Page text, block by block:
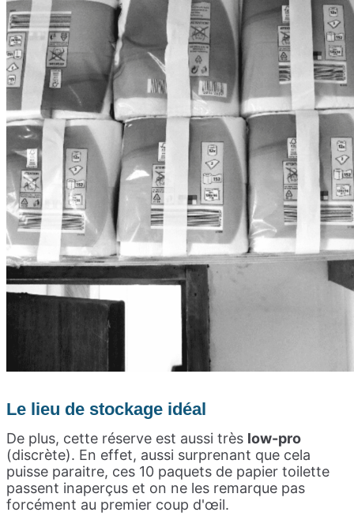
Le lieu de stockage idéal
De plus, cette réserve est aussi très low-pro
(discrète). En effet, aussi surprenant que cela
puisse paraitre, ces 10 paquets de papier toilette
passent inaperçus et on ne les remarque pas
forcément au premier coup d'œil.